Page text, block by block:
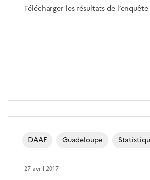
Télécharger les résultats de
DAAF Guadeloupe
27 avril 2017